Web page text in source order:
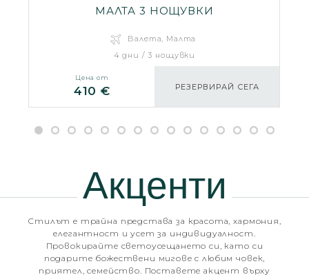
МАЛТА 3 НОЩУВКИ
Валета, Малта
4 дни / 3 нощувки
Цена от
410 € РЕЗЕРВИРАЙ СЕГА
Акценти
Стилът е трайна представа за красота, хармония,
елегантност и усет за индивидуалност.
Провокирайте светоусещането си, като си
подарите божествени мигове с любим човек,
приятел, семейство. Поставете акцент върху